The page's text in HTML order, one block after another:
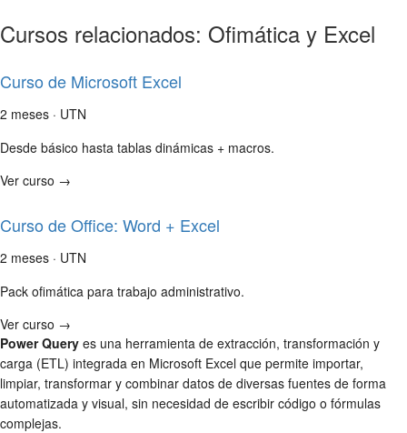
Cursos relacionados: Ofimática y Excel
Curso de Microsoft Excel
2 meses · UTN
Desde básico hasta tablas dinámicas + macros.
Ver curso →
Curso de Office: Word + Excel
2 meses · UTN
Pack ofimática para trabajo administrativo.
Ver curso →
Power Query es una herramienta de extracción, transformación y
carga (ETL) integrada en Microsoft Excel que permite importar,
limpiar, transformar y combinar datos de diversas fuentes de forma
automatizada y visual, sin necesidad de escribir código o fórmulas
complejas.